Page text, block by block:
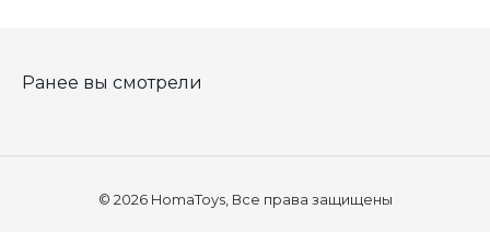
Ранее вы смотрели
© 2026 HomaToys, Все права защищены